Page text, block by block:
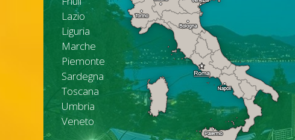
Lazio
Liguria
Marche
Piemonte
Sardegna
Toscana
Umbria
Veneto